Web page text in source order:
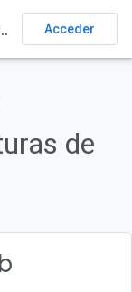
de imágenes Acceder
de